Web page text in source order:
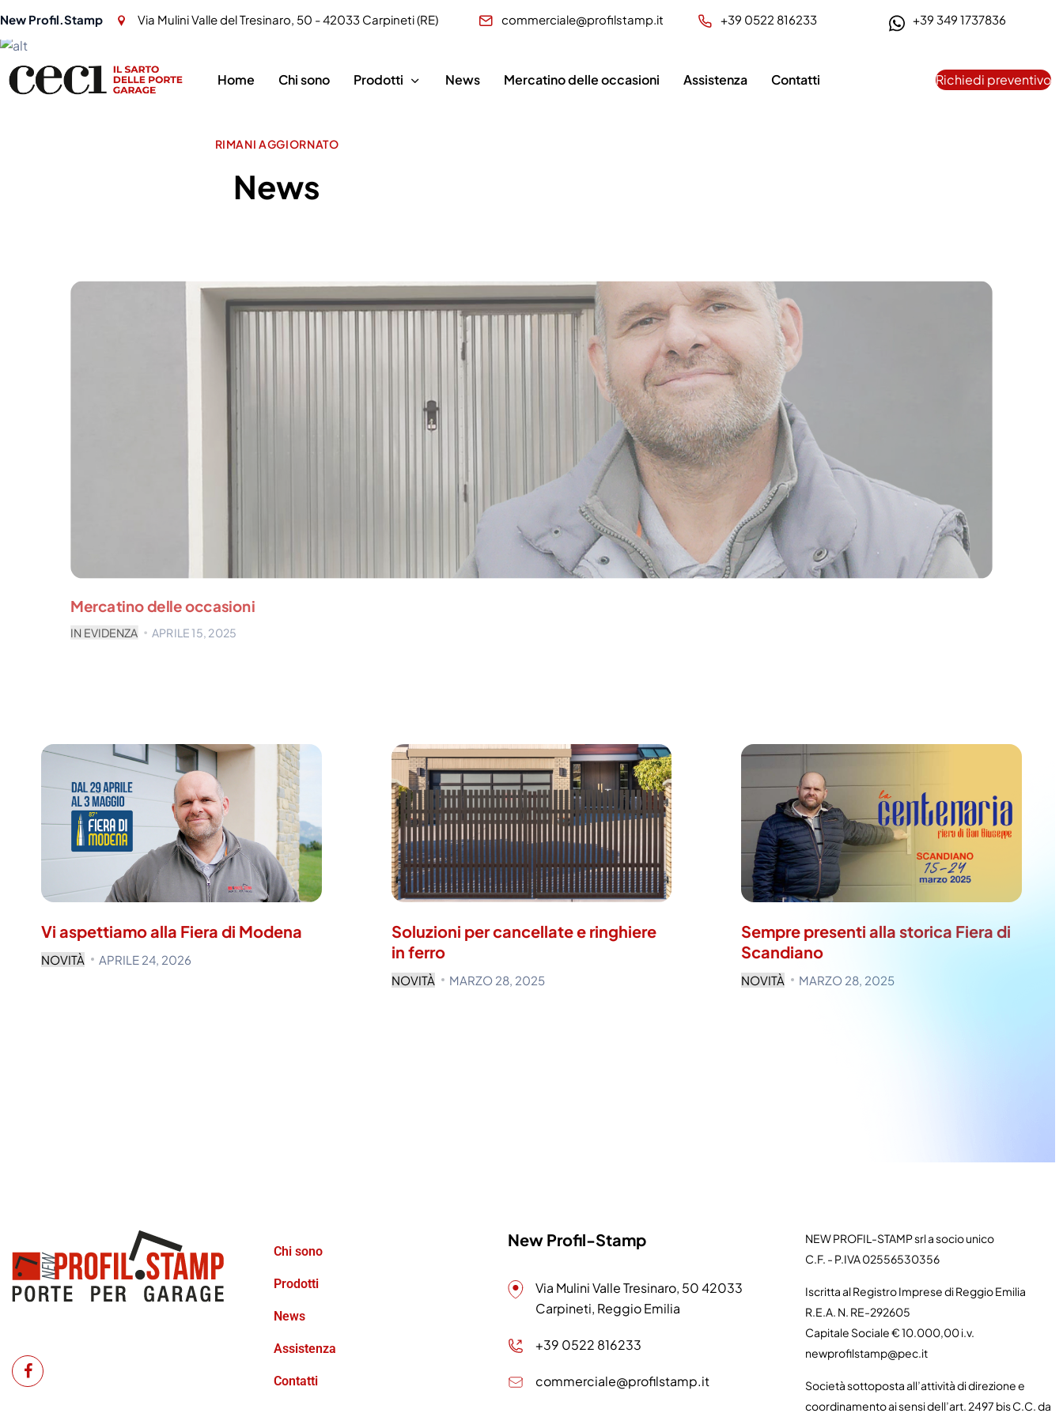
New Profil.Stamp Via Mulini Valle del Tresinaro, 50 - 42033 Carpineti (RE) commerciale@profilstamp.it +39 0522 816233 +39 349 1737836
Home Chi sono Prodotti News Mercatino delle occasioni Assistenza Contatti Richiedi preventivo
RIMANI AGGIORNATO
News
Mercatino delle occasioni
IN EVIDENZA APRILE 15, 2025
Vi aspettiamo alla Fiera di Modena
NOVITÀ APRILE 24, 2026
Soluzioni per cancellate e ringhiere
in ferro
NOVITÀ MARZO 28, 2025
Sempre presenti alla storica Fiera di
Scandiano
NOVITÀ MARZO 28, 2025
Chi sono
Prodotti
News
Assistenza
Contatti
New Profil-Stamp
Via Mulini Valle Tresinaro, 50 42033
Carpineti, Reggio Emilia
+39 0522 816233
commerciale@profilstamp.it
NEW PROFIL-STAMP srl a socio unico
C.F. - P.IVA 02556530356
Iscritta al Registro Imprese di Reggio Emilia
R.E.A. N. RE-292605
Capitale Sociale € 10.000,00 i.v.
newprofilstamp@pec.it
Società sottoposta all’attività di direzione e
coordinamento ai sensi dell’art. 2497 bis C.C. da